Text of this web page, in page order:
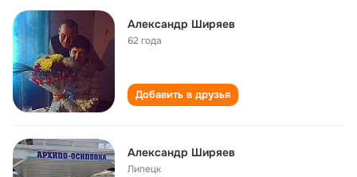
Александр Ширяев
62 года
Добавить в друзья
Александр Ширяев
Липецк